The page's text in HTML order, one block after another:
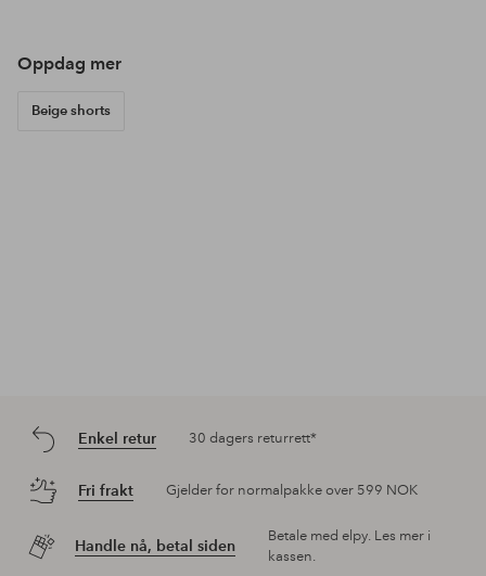
Oppdag mer
Beige shorts
Enkel retur 30 dagers returrett*
Fri frakt Gjelder for normalpakke over 599 NOK
Handle nå, betal siden
Betale med elpy. Les mer i
kassen.